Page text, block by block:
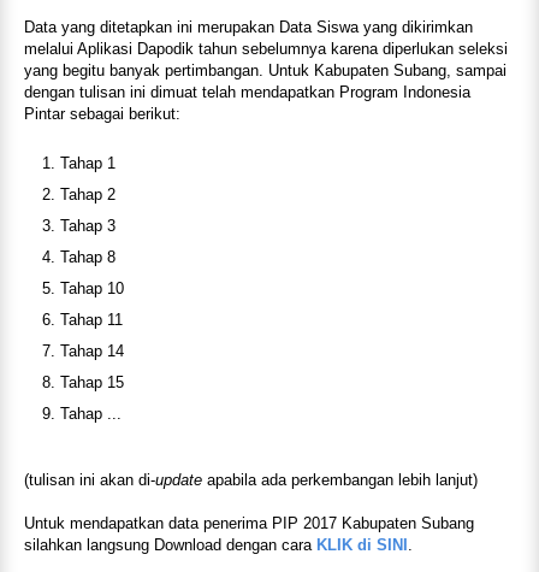
Data yang ditetapkan ini merupakan Data Siswa yang dikirimkan
melalui Aplikasi Dapodik tahun sebelumnya karena diperlukan seleksi
yang begitu banyak pertimbangan. Untuk Kabupaten Subang, sampai
dengan tulisan ini dimuat telah mendapatkan Program Indonesia
Pintar sebagai berikut:
Tahap 1
Tahap 2
Tahap 3
Tahap 8
Tahap 10
Tahap 11
Tahap 14
Tahap 15
Tahap ...
(tulisan ini akan di-update apabila ada perkembangan lebih lanjut)
Untuk mendapatkan data penerima PIP 2017 Kabupaten Subang
silahkan langsung Download dengan cara KLIK di SINI .